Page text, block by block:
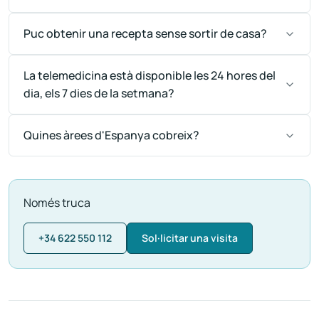
Puc obtenir una recepta sense sortir de casa?
La telemedicina està disponible les 24 hores del
dia, els 7 dies de la setmana?
Quines àrees d'Espanya cobreix?
Només truca
+34 622 550 112 Sol·licitar una visita